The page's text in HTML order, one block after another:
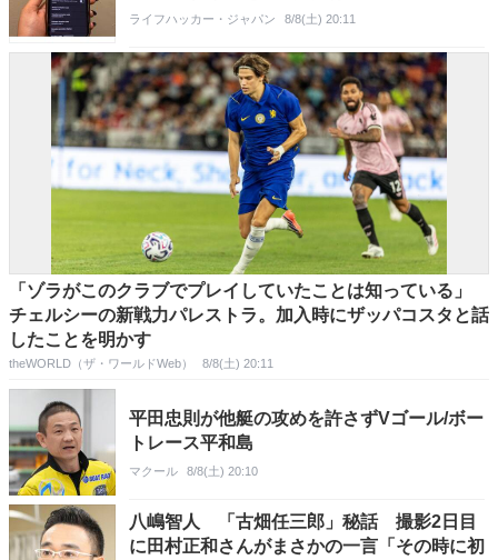
ライフハッカー・ジャパン 8/8(土) 20:11
「ゾラがこのクラブでプレイしていたことは知っている」
チェルシーの新戦力パレストラ。加入時にザッパコスタと話
したことを明かす
theWORLD（ザ・ワールドWeb） 8/8(土) 20:11
平田忠則が他艇の攻めを許さずVゴール/ボー
トレース平和島
マクール 8/8(土) 20:10
八嶋智人 「古畑任三郎」秘話 撮影2日目
に田村正和さんがまさかの一言「その時に初